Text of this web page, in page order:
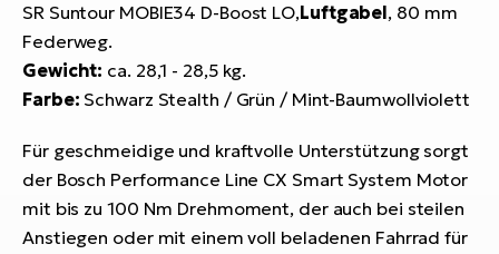
SR Suntour MOBIE34 D-Boost LO,Luftgabel, 80 mm
Federweg.
Gewicht: ca. 28,1 - 28,5 kg.
Farbe: Schwarz Stealth / Grün / Mint-Baumwollviolett
Für geschmeidige und kraftvolle Unterstützung sorgt
der Bosch Performance Line CX Smart System Motor
mit bis zu 100 Nm Drehmoment, der auch bei steilen
Anstiegen oder mit einem voll beladenen Fahrrad für